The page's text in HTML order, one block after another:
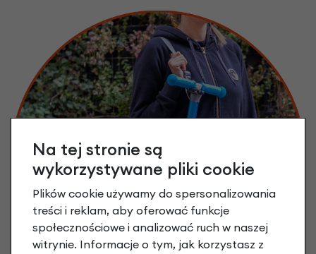
Na tej stronie są
wykorzystywane pliki cookie
Plików cookie używamy do spersonalizowania
treści i reklam, aby oferować funkcje
społecznościowe i analizować ruch w naszej
witrynie. Informacje o tym, jak korzystasz z